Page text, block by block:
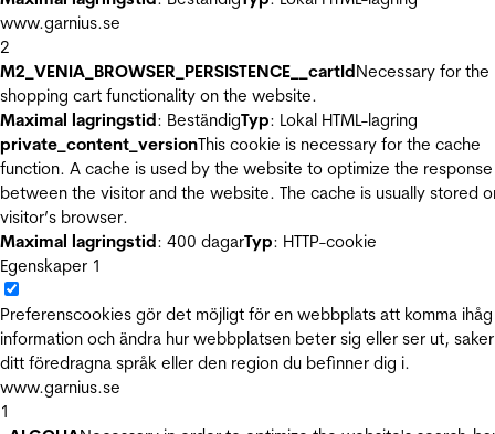
www.garnius.se
2
M2_VENIA_BROWSER_PERSISTENCE__cartIdNecessary for the
shopping cart functionality on the website.
Maximal lagringstid: BeständigTyp: Lokal HTML-lagring
private_content_versionThis cookie is necessary for the cache
function. A cache is used by the website to optimize the
between the visitor and the website. The cache is usually stored
visitor’s browser.
Maximal lagringstid: 400 dagarTyp: HTTP-cookie
Egenskaper 1
Preferenscookies gör det möjligt för en webbplats att komma ihåg
information och ändra hur webbplatsen beter sig eller ser ut,
ditt föredragna språk eller den region du befinner dig i.
www.garnius.se
1